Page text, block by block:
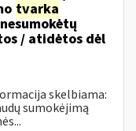
tvarka
/ atidėtos dėl
skelbiama:
sumokėjimą